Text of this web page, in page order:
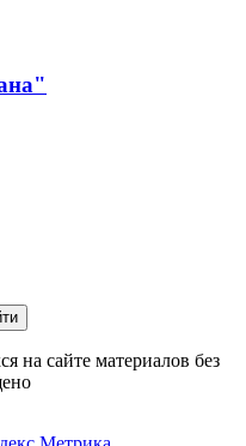
на сайте материалов без